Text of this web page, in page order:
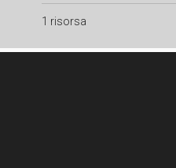
1 risorsa